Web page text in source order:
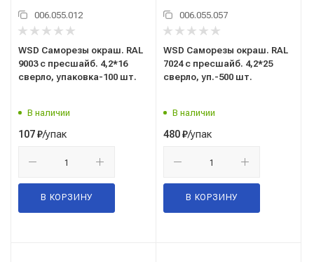
006.055.012
WSD Саморезы окраш. RAL
9003 с пресшайб. 4,2*16
сверло, упаковка-100 шт.
В наличии
107₽/упак
В КОРЗИНУ
006.055.057
WSD Саморезы окраш. RAL
7024 с пресшайб. 4,2*25
сверло, уп.-500 шт.
В наличии
480₽/упак
В КОРЗИНУ